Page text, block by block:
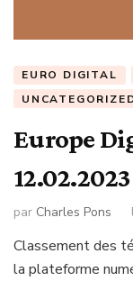
EURO DIGITAL
Europe
12.02.2023
par Charles Pons
Classement des
la plateforme